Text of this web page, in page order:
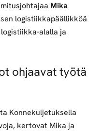
Mika
logistiikkapäällikköä
alalla ja
ohjaavat työtä
Konnekuljetuksella
kertovat Mika ja